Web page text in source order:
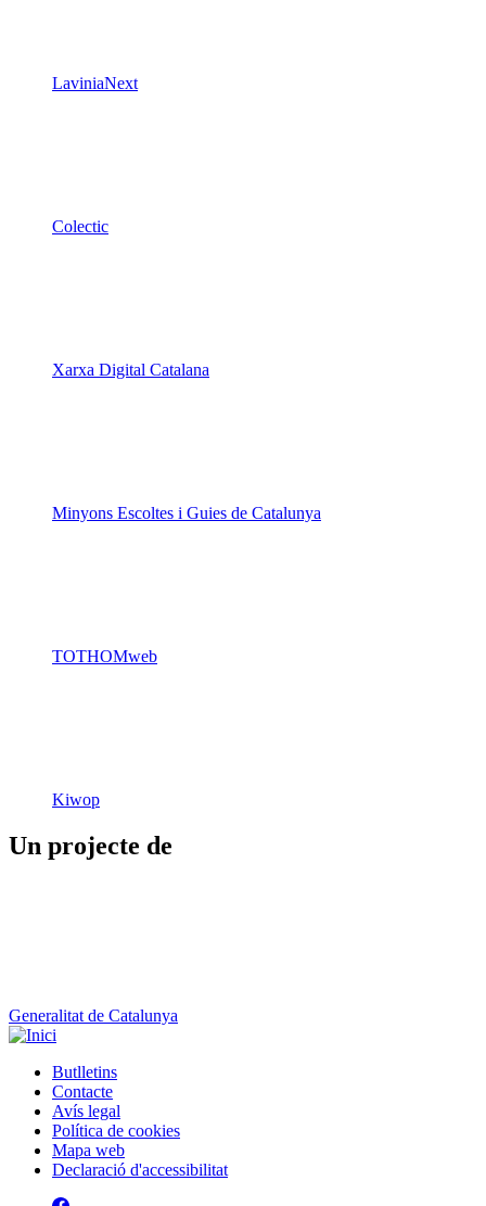
LaviniaNext
Colectic
Xarxa Digital Catalana
Minyons Escoltes i Guies de Catalunya
TOTHOMweb
Kiwop
Un projecte de
Generalitat de Catalunya
Peu
Butlletins
Contacte
Avís legal
Política de cookies
Mapa web
Declaració d'accessibilitat